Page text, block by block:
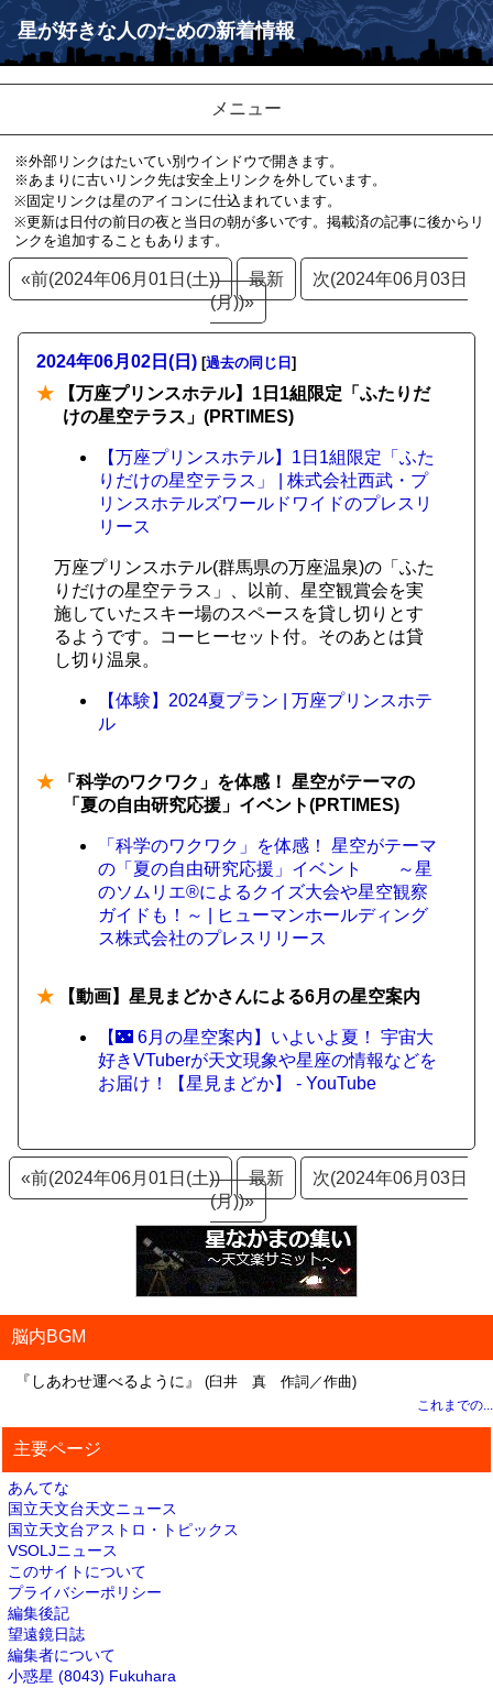
星が好きな人のための新着情報
メニュー
※外部リンクはたいてい別ウインドウで開きます。
※あまりに古いリンク先は安全上リンクを外しています。
※固定リンクは星のアイコンに仕込まれています。
※更新は日付の前日の夜と当日の朝が多いです。掲載済の記事に後からリ
ンクを追加することもあります。
«前(2024年06月01日(土)) 最新
次(2024年06月03日
(月))»
2024年06月02日(日) [過去の同じ日 ]
★ 【万座プリンスホテル】1日1組限定「ふたりだ
けの星空テラス」(PRTIMES)
【万座プリンスホテル】1日1組限定「ふた
りだけの星空テラス」 | 株式会社西武・プ
リンスホテルズワールドワイドのプレスリ
リース
万座プリンスホテル(群馬県の万座温泉)の「ふた
りだけの星空テラス」、以前、星空観賞会を実
施していたスキー場のスペースを貸し切りとす
るようです。コーヒーセット付。そのあとは貸
し切り温泉。
【体験】2024夏プラン | 万座プリンスホテ
ル
★ 「科学のワクワク」を体感！ 星空がテーマの
「夏の自由研究応援」イベント(PRTIMES)
「科学のワクワク」を体感！ 星空がテーマ
の「夏の自由研究応援」イベント ～星
のソムリエ®によるクイズ大会や星空観察
ガイドも！～ | ヒューマンホールディング
ス株式会社のプレスリリース
★ 【動画】星見まどかさんによる6月の星空案内
【🌃 6月の星空案内】いよいよ夏！ 宇宙大
好きVTuberが天文現象や星座の情報などを
お届け！【星見まどか】 - YouTube
«前(2024年06月01日(土)) 最新
次(2024年06月03日
(月))»
脳内BGM
『しあわせ運べるように』 (臼井 真 作詞／作曲)
これまでの...
主要ページ
あんてな
国立天文台天文ニュース
国立天文台アストロ・トピックス
VSOLJニュース
このサイトについて
プライバシーポリシー
編集後記
望遠鏡日誌
編集者について
小惑星 (8043) Fukuhara